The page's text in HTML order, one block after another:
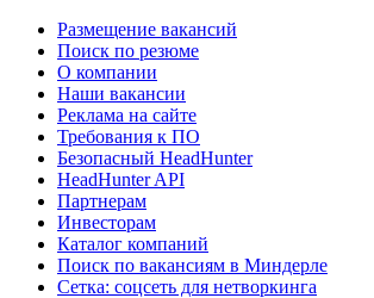
Размещение вакансий
Поиск по резюме
О компании
Наши вакансии
Реклама на сайте
Требования к ПО
Безопасный HeadHunter
HeadHunter API
Партнерам
Инвесторам
Каталог компаний
Поиск по вакансиям в Миндерле
Сетка: соцсеть для нетворкинга